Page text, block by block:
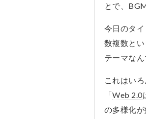
とで、
今日のタ
数複数と
テーマな
これはい
「Web 2.0
の多様化